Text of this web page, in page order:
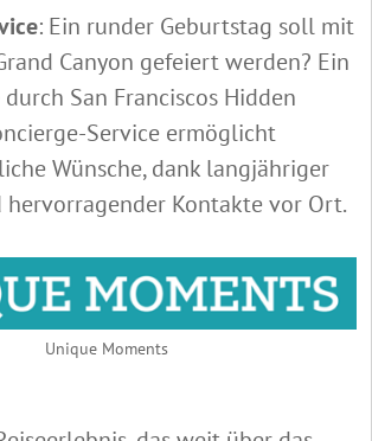
: Ein runder Geburtstag soll mit
Canyon gefeiert werden? Ein
San Franciscos Hidden
Service ermöglicht
Wünsche, dank langjähriger
hervorragender Kontakte vor Ort.
Unique Moments